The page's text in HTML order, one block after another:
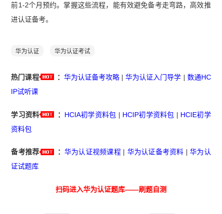
前1-2个月预约。掌握这些流程，能有效避免备考走弯路，高效推
进认证备考。
华为认证 华为认证考试
热门课程 ： 华为认证备考攻略 |华为认证入门导学 | 数通HC
IP试听课
学习资料 ： HCIA初学资料包 | HCIP初学资料包 | HCIE初学
资料包
备考推荐 ： 华为认证视频课程| 华为认证备考资料 |华为认
证试题库
扫码进入华为认证题库——刷题自测